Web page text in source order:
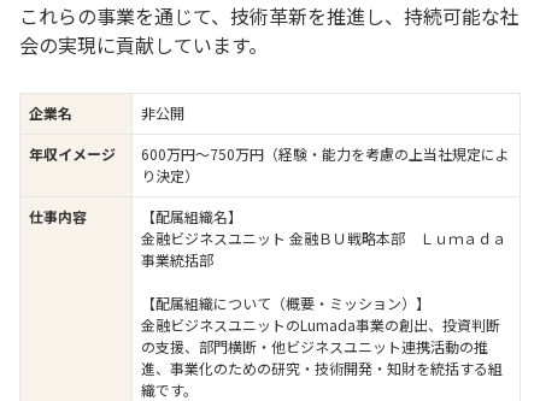
これらの事業を通じて、技術革新を推進し、持続可能な社
会の実現に貢献しています。
企業名
非公開
年収イメージ
600万円〜750万円（経験・能力を考慮の上当社規定によ
り決定）
仕事内容
【配属組織名】
金融ビジネスユニット 金融ＢＵ戦略本部 Ｌｕｍａｄａ
事業統括部
【配属組織について（概要・ミッション）】
金融ビジネスユニットのLumada事業の創出、投資判断
の支援、部門横断・他ビジネスユニット連携活動の推
進、事業化のための研究・技術開発・知財を統括する組
織です。